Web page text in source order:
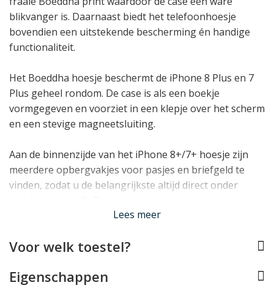
blikvanger is. Daarnaast biedt het telefoonhoesje
bovendien een uitstekende bescherming én handige
functionaliteit.
Het Boeddha hoesje beschermt de iPhone 8 Plus en 7
Plus geheel rondom. De case is als een boekje
vormgegeven en voorziet in een klepje over het scherm
en een stevige magneetsluiting.
Aan de binnenzijde van het iPhone 8+/7+ hoesje zijn
meerdere opbergvakjes voor pasjes en briefgeld te
vinden, zodat u de belangrijkste altijd direct onder
smartphonehoesje als standaardje gebruikt worden
Lees minder
Lees meer
Voor welk toestel?
Eigenschappen